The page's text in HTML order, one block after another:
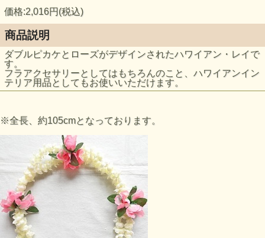
価格:2,016円(税込)
商品説明
ダブルピカケとローズがデザインされたハワイアン・レイで
す。
フラアクセサリーとしてはもちろんのこと、ハワイアンイン
テリア用品としてもお使いいただけます。
※全長、約105cmとなっております。